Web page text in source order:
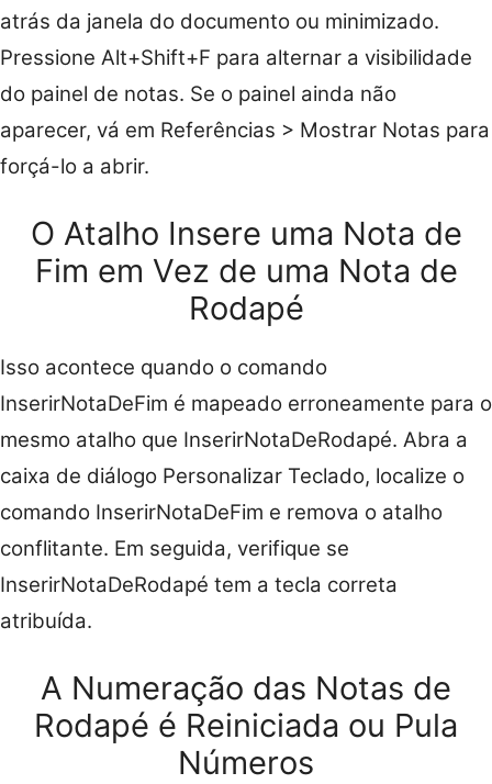
atrás da janela do documento ou minimizado.
Pressione Alt+Shift+F para alternar a visibilidade
do painel de notas. Se o painel ainda não
aparecer, vá em Referências > Mostrar Notas para
forçá-lo a abrir.
O Atalho Insere uma Nota de
Fim em Vez de uma Nota de
Rodapé
Isso acontece quando o comando
InserirNotaDeFim é mapeado erroneamente para o
mesmo atalho que InserirNotaDeRodapé. Abra a
caixa de diálogo Personalizar Teclado, localize o
comando InserirNotaDeFim e remova o atalho
conflitante. Em seguida, verifique se
InserirNotaDeRodapé tem a tecla correta
atribuída.
A Numeração das Notas de
Rodapé é Reiniciada ou Pula
Números